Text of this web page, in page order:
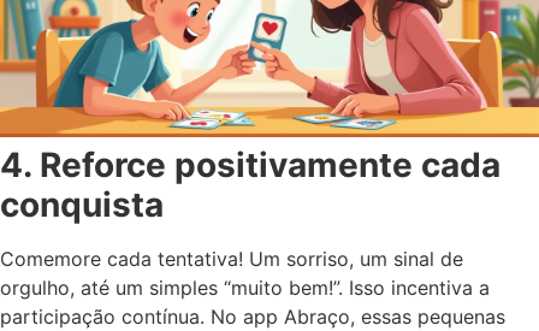
4. Reforce positivamente cada
conquista
Comemore cada tentativa! Um sorriso, um sinal de
orgulho, até um simples “muito bem!”. Isso incentiva a
participação contínua. No app Abraço, essas pequenas